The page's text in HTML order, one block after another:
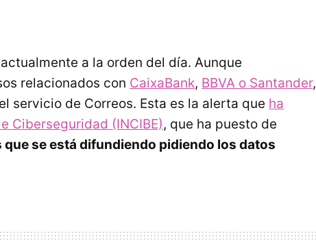
a la orden del día. Aunque
relacionados con CaixaBank, BBVA o Santander,
servicio de Correos. Esta es la alerta que ha
Ciberseguridad (INCIBE), que ha puesto de
que se está difundiendo pidiendo los datos